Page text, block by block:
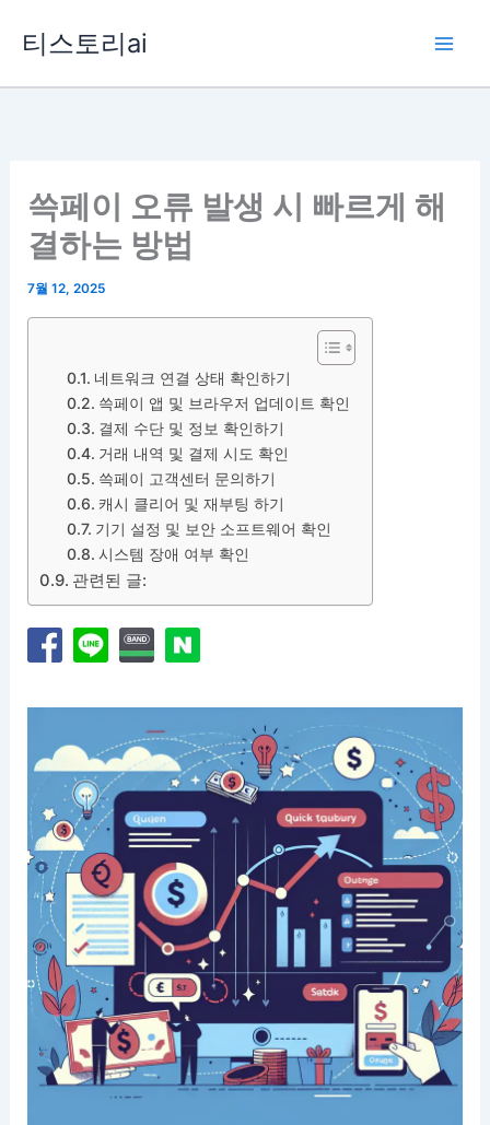
티스토리ai
쓱페이 오류 발생 시 빠르게 해
결하는 방법
7월 12, 2025
네트워크 연결 상태 확인하기
쓱페이 앱 및 브라우저 업데이트 확인
결제 수단 및 정보 확인하기
거래 내역 및 결제 시도 확인
쓱페이 고객센터 문의하기
캐시 클리어 및 재부팅 하기
기기 설정 및 보안 소프트웨어 확인
시스템 장애 여부 확인
관련된 글: